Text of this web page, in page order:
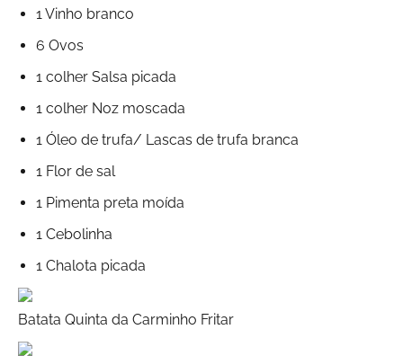
1 Vinho branco
6 Ovos
1 colher Salsa picada
1 colher Noz moscada
1 Óleo de trufa/ Lascas de trufa branca
1 Flor de sal
1 Pimenta preta moída
1 Cebolinha
1 Chalota picada
Batata Quinta da Carminho Fritar